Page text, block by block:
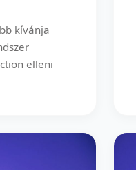
kívánja
elleni